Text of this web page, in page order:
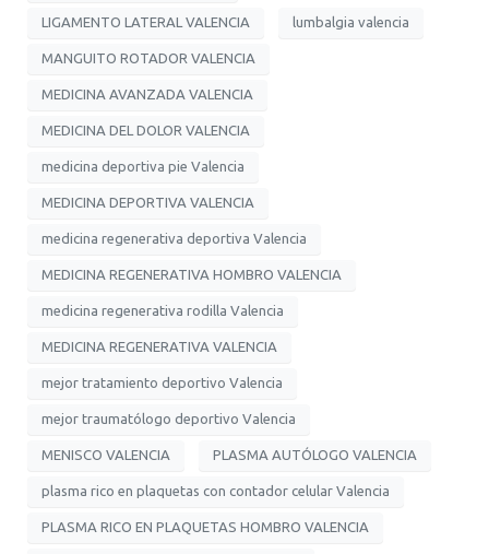
LIGAMENTO LATERAL VALENCIA lumbalgia valencia
MANGUITO ROTADOR VALENCIA
MEDICINA AVANZADA VALENCIA
MEDICINA DEL DOLOR VALENCIA
medicina deportiva pie Valencia
MEDICINA DEPORTIVA VALENCIA
medicina regenerativa deportiva Valencia
MEDICINA REGENERATIVA HOMBRO VALENCIA
medicina regenerativa rodilla Valencia
MEDICINA REGENERATIVA VALENCIA
mejor tratamiento deportivo Valencia
mejor traumatólogo deportivo Valencia
MENISCO VALENCIA PLASMA AUTÓLOGO VALENCIA
plasma rico en plaquetas con contador celular Valencia
PLASMA RICO EN PLAQUETAS HOMBRO VALENCIA